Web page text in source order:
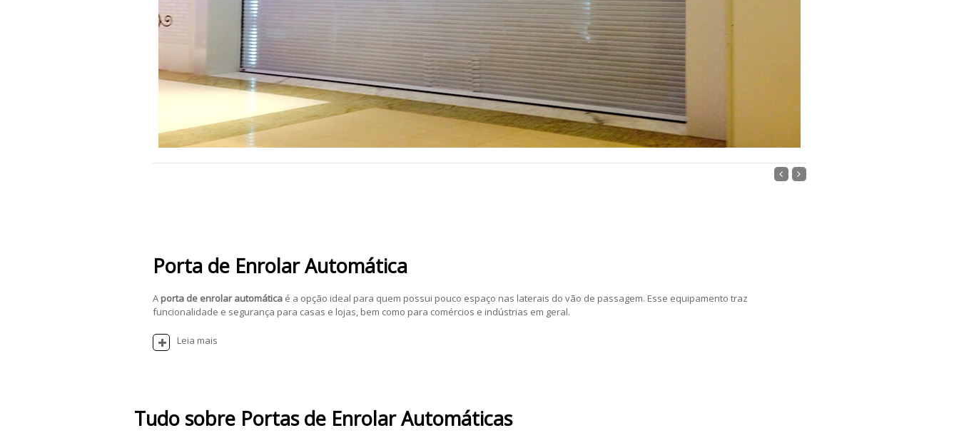
Porta de Enrolar Automática
A porta de enrolar automática é a opção ideal para quem possui pouco espaço nas laterais do vão de passagem. Esse equipamento traz
funcionalidade e segurança para casas e lojas, bem como para comércios e indústrias em geral.
Leia mais
Tudo sobre Portas de Enrolar Automáticas